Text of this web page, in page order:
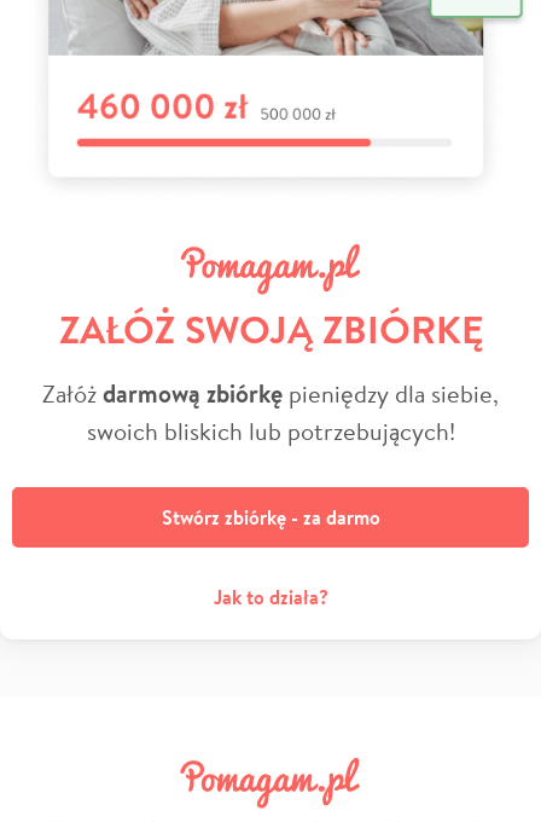
ZAŁÓŻ SWOJĄ ZBIÓRKĘ
Załóżdarmową zbiórkę pieniędzy dla siebie,
swoich bliskich lub potrzebujących!
Stwórz zbiórkę - za darmo
Jak to działa?